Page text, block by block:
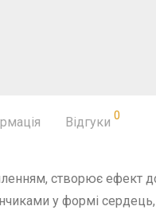
Відгуки 0
створює ефект
у формі